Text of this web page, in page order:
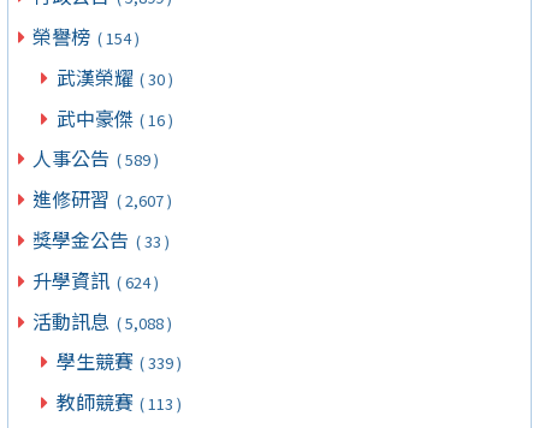
榮譽榜 ( 154 )
武漢榮耀 ( 30 )
武中豪傑 ( 16 )
人事公告 ( 589 )
進修研習 ( 2,607 )
獎學金公告 ( 33 )
升學資訊 ( 624 )
活動訊息 ( 5,088 )
學生競賽 ( 339 )
教師競賽 ( 113 )